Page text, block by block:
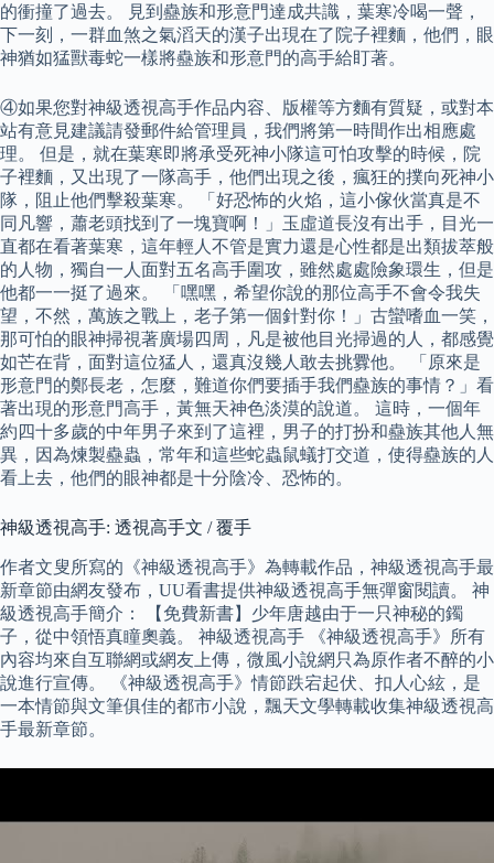
的衝撞了過去。 見到蠱族和形意門達成共識，葉寒冷喝一聲，
下一刻，一群血煞之氣滔天的漢子出現在了院子裡麵，他們，眼
神猶如猛獸毒蛇一樣將蠱族和形意門的高手給盯著。
④如果您對神級透視高手作品内容、版權等方麵有質疑，或對本
站有意見建議請發郵件給管理員，我們將第一時間作出相應處
理。 但是，就在葉寒即將承受死神小隊這可怕攻擊的時候，院
子裡麵，又出現了一隊高手，他們出現之後，瘋狂的撲向死神小
隊，阻止他們擊殺葉寒。 「好恐怖的火焰，這小傢伙當真是不
同凡響，蕭老頭找到了一塊寶啊！」玉虛道長沒有出手，目光一
直都在看著葉寒，這年輕人不管是實力還是心性都是出類拔萃般
的人物，獨自一人面對五名高手圍攻，雖然處處險象環生，但是
他都一一挺了過來。 「嘿嘿，希望你說的那位高手不會令我失
望，不然，萬族之戰上，老子第一個針對你！」古蠻嗜血一笑，
那可怕的眼神掃視著廣場四周，凡是被他目光掃過的人，都感覺
如芒在背，面對這位猛人，還真沒幾人敢去挑釁他。 「原來是
形意門的鄭長老，怎麼，難道你們要插手我們蠱族的事情？」看
著出現的形意門高手，黃無天神色淡漠的說道。 這時，一個年
約四十多歲的中年男子來到了這裡，男子的打扮和蠱族其他人無
異，因為煉製蠱蟲，常年和這些蛇蟲鼠蟻打交道，使得蠱族的人
看上去，他們的眼神都是十分陰冷、恐怖的。
神級透視高手: 透視高手文 / 覆手
作者文叟所寫的《神級透視高手》為轉載作品，神級透視高手最
新章節由網友發布，UU看書提供神級透視高手無彈窗閱讀。 神
級透視高手簡介： 【免費新書】少年唐越由于一只神秘的鐲
子，從中領悟真瞳奧義。 神級透視高手 《神級透視高手》所有
內容均來自互聯網或網友上傳，微風小說網只為原作者不醉的小
說進行宣傳。 《神級透視高手》情節跌宕起伏、扣人心絃，是
一本情節與文筆俱佳的都市小說，飄天文學轉載收集神級透視高
手最新章節。